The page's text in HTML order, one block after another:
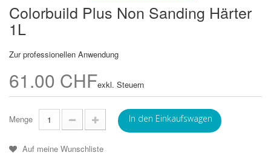
Colorbuild Plus Non Sanding Härter
1L
Zur professionellen Anwendung
61.00 CHFexkl. Steuern
Menge In den Einkaufswagen
Auf meine Wunschliste